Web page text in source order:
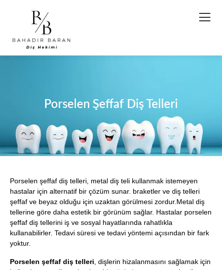
Porselen Şeffaf Diş Telleri
Porselen şeffaf diş telleri, metal diş teli kullanmak istemeyen
hastalar için alternatif bir çözüm sunar. braketler ve diş telleri
şeffaf ve beyaz olduğu için uzaktan görülmesi zordur.Metal diş
tellerine göre daha estetik bir görünüm sağlar. Hastalar porselen
şeffaf diş tellerini iş ve sosyal hayatlarında rahatlıkla
kullanabilirler. Tedavi süresi ve tedavi yöntemi açısından bir fark
yoktur.
Porselen şeffaf diş telleri , dişlerin hizalanmasını sağlamak için